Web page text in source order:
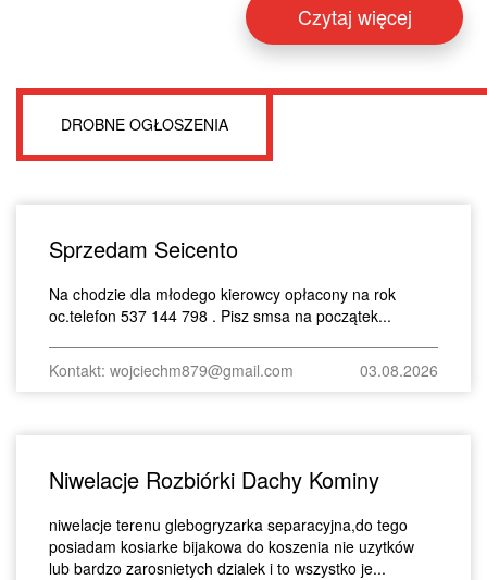
Czytaj więcej
DROBNE OGŁOSZENIA
Sprzedam Seicento
Na chodzie dla młodego kierowcy opłacony na rok
oc.telefon 537 144 798 . Pisz smsa na początek...
Kontakt: wojciechm879@gmail.com 03.08.2026
Niwelacje Rozbiórki Dachy Kominy
niwelacje terenu glebogryzarka separacyjna,do tego
posiadam kosiarke bijakowa do koszenia nie uzytków
lub bardzo zarosnietych dzialek i to wszystko je...